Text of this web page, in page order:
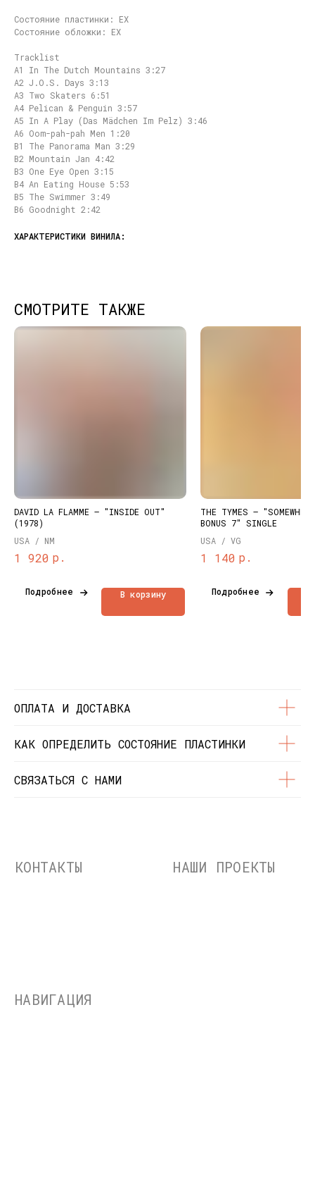
Состояние пластинки: EX
Состояние обложки: EX
Tracklist
A1 In The Dutch Mountains 3:27
A2 J.O.S. Days 3:13
A3 Two Skaters 6:51
A4 Pelican & Penguin 3:57
A5 In A Play (Das Mädchen Im Pelz) 3:46
A6 Oom-pah-pah Men 1:20
B1 The Panorama Man 3:29
B2 Mountain Jan 4:42
B3 One Eye Open 3:15
B4 An Eating House 5:53
B5 The Swimmer 3:49
B6 Goodnight 2:42
СМОТРИТЕ ТАКЖЕ
DAVID LA FLAMME – "INSIDE OUT"
(1978)
USA / NM
1 920 р.
Подробнее В корзину
THE TYMES –
BONUS 7" SINGLE
USA / VG
1 140 р.
Подробнее
ОПЛАТА И ДОСТАВКА
КАК ОПРЕДЕЛИТЬ СОСТОЯНИЕ ПЛАСТИНКИ
СВЯЗАТЬСЯ С НАМИ
НАВИГАЦИЯ
Каталог
Доставка и оплата
Разработка сайта
конфиденциальности
Публичная оферта